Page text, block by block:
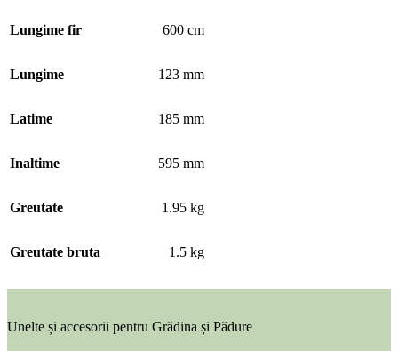
Lungime fir 600 cm
Lungime 123 mm
Latime 185 mm
Inaltime 595 mm
Greutate 1.95 kg
Greutate bruta 1.5 kg
Unelte și accesorii pentru Grădina și Pădure